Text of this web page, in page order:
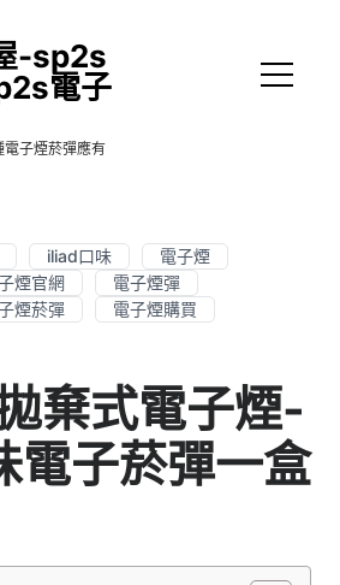
-sp2s
電子
子煙菸彈應有
iliad口味
電子煙
煙官網
電子煙彈
煙菸彈
電子煙購買
棄式電子煙-
電子菸彈一盒